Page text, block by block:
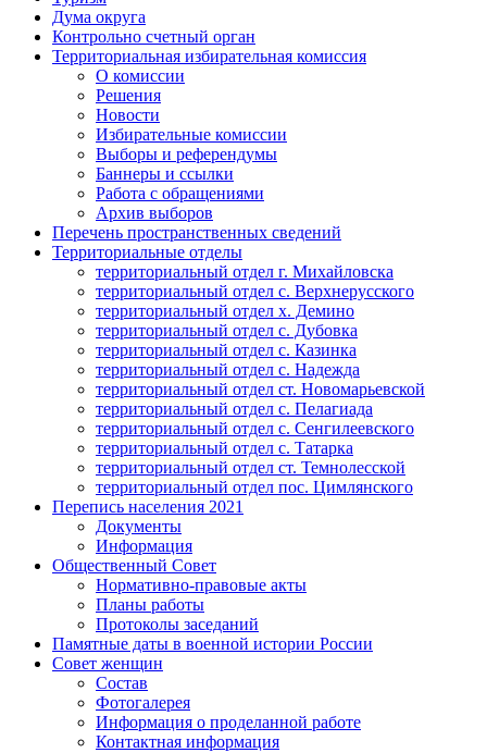
Дума округа
Контрольно счетный орган
Территориальная избирательная комиссия
О комиссии
Решения
Новости
Избирательные комиссии
Выборы и референдумы
Баннеры и ссылки
Работа с обращениями
Архив выборов
Перечень пространственных сведений
Территориальные отделы
территориальный отдел г. Михайловска
территориальный отдел с. Верхнерусского
территориальный отдел х. Демино
территориальный отдел с. Дубовка
территориальный отдел с. Казинка
территориальный отдел с. Надежда
территориальный отдел ст. Новомарьевской
территориальный отдел с. Пелагиада
территориальный отдел с. Сенгилеевского
территориальный отдел с. Татарка
территориальный отдел ст. Темнолесской
территориальный отдел пос. Цимлянского
Перепись населения 2021
Документы
Информация
Общественный Совет
Нормативно-правовые акты
Планы работы
Протоколы заседаний
Памятные даты в военной истории России
Совет женщин
Состав
Фотогалерея
Информация о проделанной работе
Контактная информация